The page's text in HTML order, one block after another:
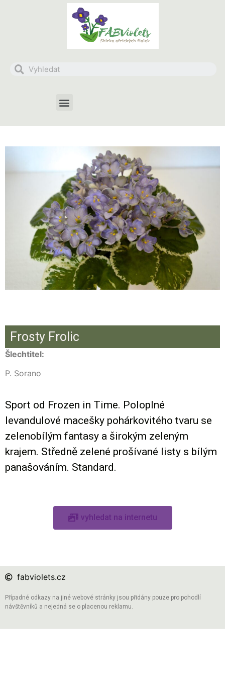
Frosty Frolic
Šlechtitel:
P. Sorano
Sport od Frozen in Time. Poloplné
levandulové macešky pohárkovitého tvaru se
zelenobílým fantasy a širokým zeleným
krajem. Středně zelené prošívané listy s bílým
panašováním. Standard.
vyhledat na internetu
fabviolets.cz
Případné odkazy na jiné webové stránky jsou přidány pouze pro pohodlí
návštěvníků a nejedná se o placenou reklamu.